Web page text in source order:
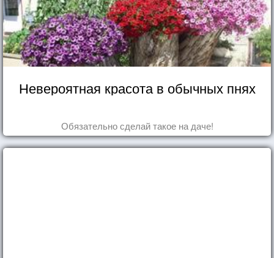
Невероятная красота в обычных пнях
Обязательно сделай такое на даче!